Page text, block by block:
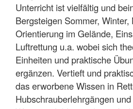
Unterricht ist vielfältig und
Bergsteigen Sommer, Winter,
Orientierung im Gelände,
Luftrettung u.a. wobei sich
Einheiten und praktische
ergänzen. Vertieft und
das erworbene Wissen in
Hubschrauberlehrgängen